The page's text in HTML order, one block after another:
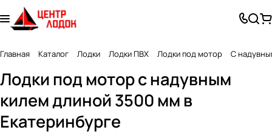
Главная Каталог Лодки Лодки ПВХ Лодки под мотор С
Лодки под мотор с надувным
килем длиной 3500 мм в
Екатеринбурге